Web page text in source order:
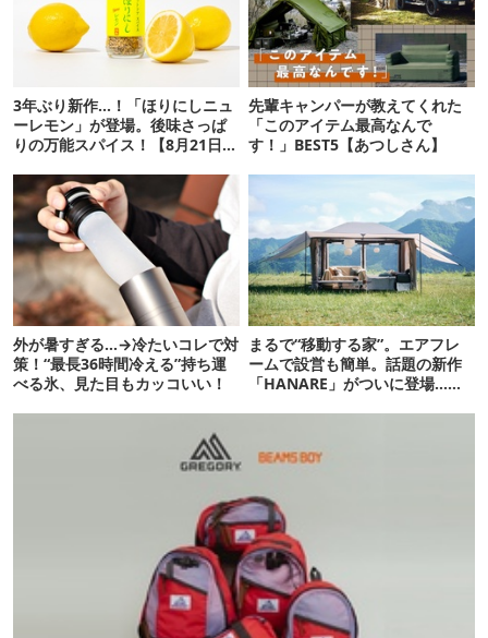
3年ぶり新作…！「ほりにしニュ
ーレモン」が登場。後味さっぱ
りの万能スパイス！【8月21日発
先輩キャンパーが教えてくれた
「このアイテム最高なんで
す！」BEST5【あつしさん】
外が暑すぎる…→冷たいコレで対
策！“最長36時間冷える”持ち運
べる氷、見た目もカッコいい！
まるで“移動する家”。エアフレ
ームで設営も簡単。話題の新作
「HANARE」がついに登場…！